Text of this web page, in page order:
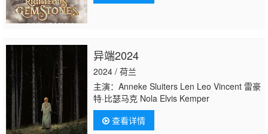
尔 克洛伊·特埃考丝 Hank Strong 托德·艾伦·
异端2024
2024 / 荷兰
主演：Anneke Sluiters Len Leo Vincent 雷豪
特·比瑟马克 Nola Elvis Kemper
查看详情